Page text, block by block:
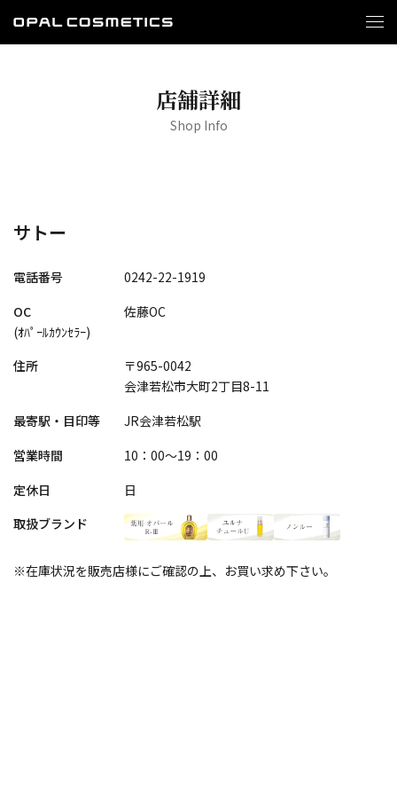
店舗詳細
Shop Info
サトー
電話番号
0242-22-1919
OC
(ｵﾊﾟｰﾙｶｳﾝｾﾗｰ)
佐藤OC
住所
〒965-0042
会津若松市大町2丁目8-11
最寄駅・目印等
JR会津若松駅
営業時間
10：00～19：00
定休日
日
取扱ブランド
※在庫状況を販売店様にご確認の上、お買い求め下さい。